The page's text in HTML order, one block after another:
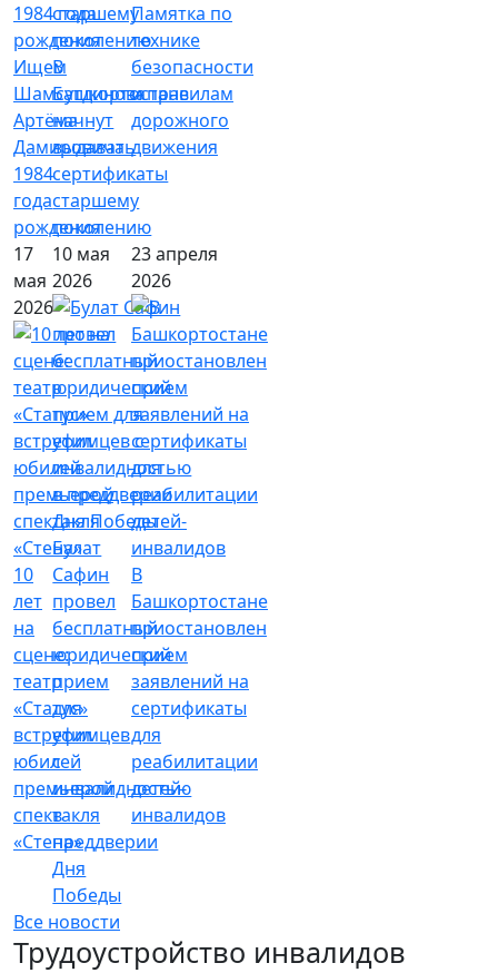
Ищем
Шамсутдинова
Артёма
Дамировича
1984
года
рождения
В
Башкортостане
начнут
выдавать
сертификаты
старшему
поколению
Памятка по
технике
безопасности
и правилам
дорожного
движения
17
мая
2026
10
лет
на
сцене:
театр
«Статус»
встретил
юбилей
премьерой
спектакля
«Стена»
10 мая
2026
Булат
Сафин
провел
бесплатный
юридический
прием
для
уфимцев
с
инвалидностью
в
преддверии
Дня
Победы
23 апреля
2026
В
Башкортостане
приостановлен
прием
заявлений на
сертификаты
для
реабилитации
детей-
инвалидов
Все новости
Трудоустройство инвалидов